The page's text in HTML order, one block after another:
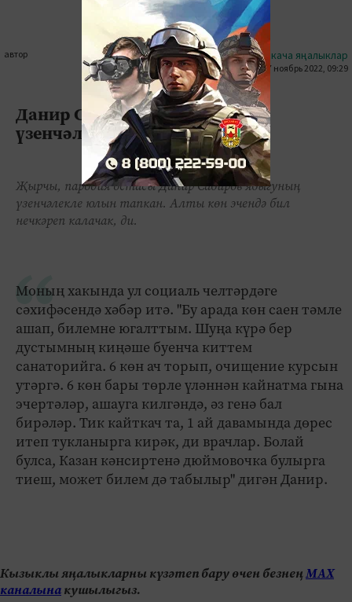
автор #кыскача яңалыклар
07 ноябрь 2022, 09:29
2148
0
Данир Сабиров ябыгуның
үзенчәлекле юлын тапкан
Җырчы, пародия остасы Данир Сабиров ябыгуның
үзенчәлекле юлын тапкан. Алты көн эчендә бил
нечкәреп калачак, ди.
Моның хакында ул социаль челтәрдәге
сәхифәсендә хәбәр итә. "Бу арада көн саен тәмле
ашап, билемне югалттым. Шуңа күрә бер
дустымның киңәше буенча киттем
санаторийга. 6 көн ач торып, очищение курсын
утәргә. 6 көн бары төрле үләннән кайнатма гына
эчертәләр, ашауга килгәндә, әз генә бал
бирәләр. Тик кайткач та, 1 ай давамында дөрес
итеп тукланырга кирәк, ди врачлар. Болай
булса, Казан кәнсиртенә дюймовочка булырга
тиеш, может билем дә табылыр" дигән Данир.
Кызыклы яңалыкларны күзәтеп бару өчен безнеңМАХ
каналынакушылыгыз.